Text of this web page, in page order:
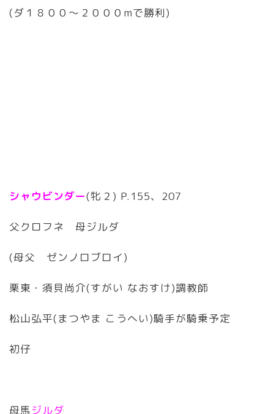
(ダ１８００〜２０００mで勝利)
シャウビンダー(牝２) P.155、207
父クロフネ 母ジルダ
(母父 ゼンノロブロイ)
栗東・須貝尚介(すがい なおすけ)調教師
松山弘平(まつやま こうへい)騎手が騎乗予定
初仔
母馬 ジルダ